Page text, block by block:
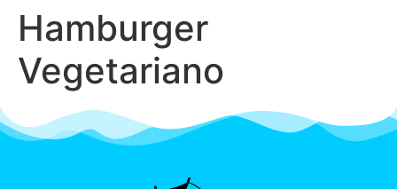
Hamburger
Vegetariano